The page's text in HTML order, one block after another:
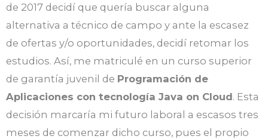
de 2017 decidí que quería buscar alguna
alternativa a técnico de campo y ante la escasez
de ofertas y/o oportunidades, decidí retomar los
estudios. Así, me matriculé en un curso superior
de garantía juvenil de Programación de
Aplicaciones con tecnología Java on Cloud. Esta
decisión marcaría mi futuro laboral a escasos tres
meses de comenzar dicho curso, pues el propio